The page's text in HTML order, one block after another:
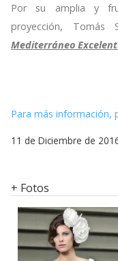
Por su amplia y
proyección, Tomás
Mediterráneo
Para más información,
11 de Diciembre de
+ Fotos